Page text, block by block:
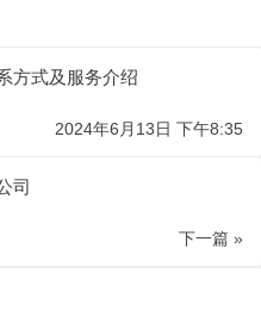
方式及服务介绍
2024年6月13日 下午8:35
司
下一篇 »